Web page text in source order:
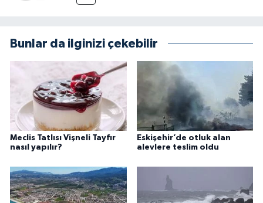
Bunlar da ilginizi çekebilir
Meclis Tatlısı Vişneli Tayfır
nasıl yapılır?
Eskişehir’de otluk alan
alevlere teslim oldu